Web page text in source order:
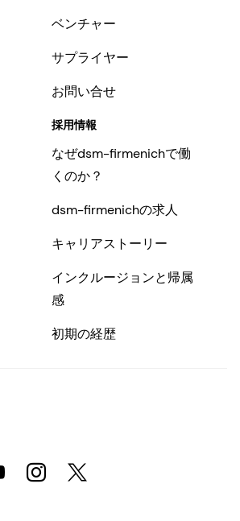
ベンチャー
サプライヤー
お問い合せ
採用情報
なぜdsm-firmenichで働
くのか？
dsm-firmenichの求人
キャリアストーリー
インクルージョンと帰属
感
初期の経歴